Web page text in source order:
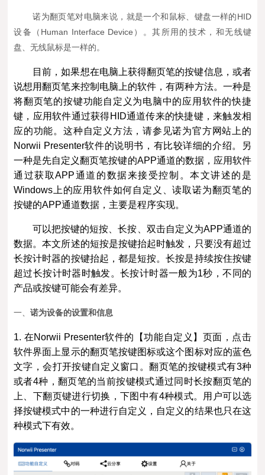
诺为翻页笔对电脑来说，就是一个和鼠标、键盘一样的HID
设备（Human Interface Device）。其所用的技术，和无线键
盘、无线鼠标是一样的。
目前，如果想在电脑上获得翻页笔的按键信息，或者
说想用翻页笔来控制电脑上的软件，有两种方法。一种是
将翻页笔的按键功能自定义为电脑中的应用软件的快捷
键，应用软件通过获得HID通道传来的快捷键，来触发相
应的功能。这种自定义方法，请参见诺为官方网站上的
Norwii Presenter软件的说明书，有比较详细的介绍。另
一种是先自定义翻页笔按键的APP通道的数据，应用软件
通过获取APP通道的数据来接受控制。本文讲述的是
Windows上的应用软件如何自定义、读取诺为翻页笔的
按键的APP通道数据，主要是程序实现。
可以把按键的短按、长按、双击自定义为APP通道的
数据。本文所述的短按是按键抬起时触发，只要没有超过
长按计时器的按键抬起，都是短按。长按是持续按住按键
超过长按计时器时触发。长按计时器一般为1秒，不同的
产品或按键可能会有差异。
一、诺为设备的设置和信息
1. 在Norwii Presenter软件的【功能自定义】页面，点击
软件界面上显示的翻页笔按键图标或这个图标对应的蓝色
文字，会打开按键自定义窗口。翻页笔的按键模式有3种
或者4种，翻页笔的当前按键模式通过同时长按翻页笔的
上、下翻页键进行切换，下图中有4种模式。用户可以选
择按键模式中的一种进行自定义，自定义的结果也只在这
种模式下有效。